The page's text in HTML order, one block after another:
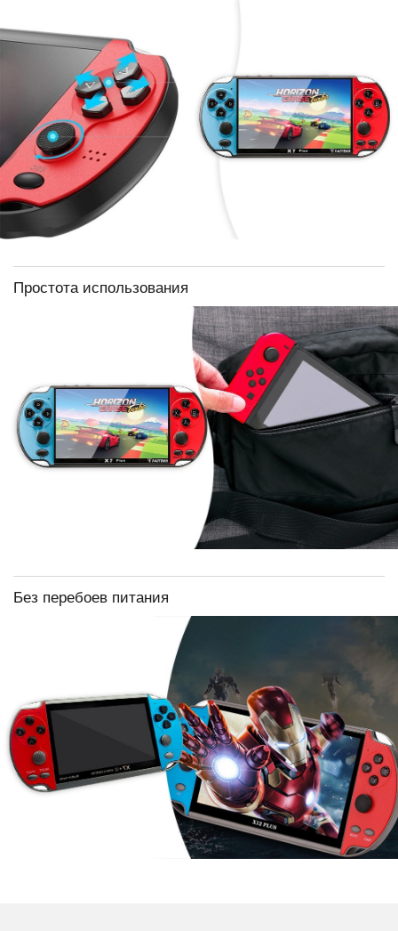
Простота использования
Без перебоев питания